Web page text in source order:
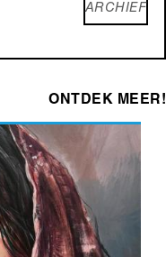
ARCHIEF
ONTDEK MEER!